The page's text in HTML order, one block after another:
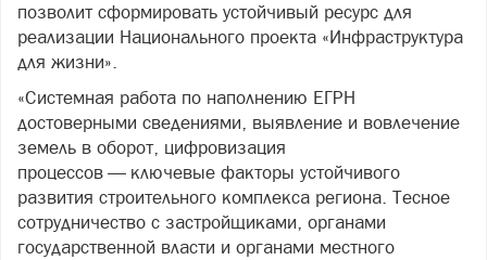
позволит сформировать устойчивый ресурс для
реализации Национального проекта «Инфраструктура
для жизни».
«Системная работа по наполнению ЕГРН
достоверными сведениями, выявление и вовлечение
земель в оборот, цифровизация
процессов — ключевые факторы устойчивого
развития строительного комплекса региона. Тесное
сотрудничество с застройщиками, органами
государственной власти и органами местного